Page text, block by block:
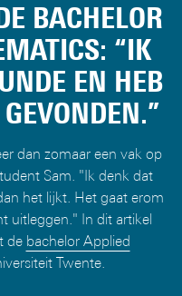
& materialen
Master
BACHELOR
“IK
EN HEB
dan zomaar een vak op
Sam. "Ik denk dat
het lijkt. Het gaat erom
uitleggen." In dit artikel
de bachelor Applied
Twente.